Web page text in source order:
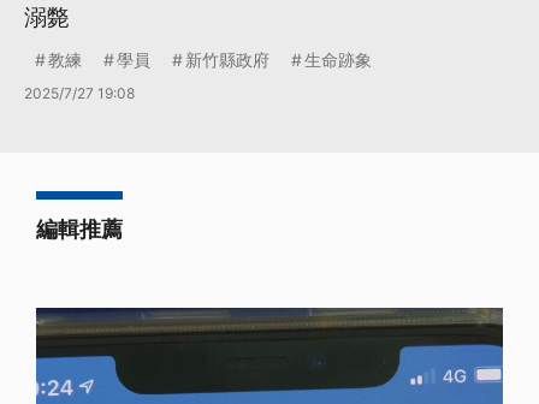
溺斃
教練 學員 新竹縣政府 生命跡象
2025/7/27 19:08
編輯推薦